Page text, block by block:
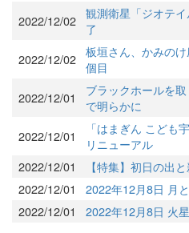
2022/12/02 観測衛星「ジオテ
了
2022/12/02 板垣さん、かみの
個目
2022/12/01
ブラックホールを
で明らかに
2022/12/01
「はまぎん こども
リニューアル
2022/12/01
【特集】初日の出
2022/12/01
2022年12月8日 月
2022/12/01
2022年12月8日 火